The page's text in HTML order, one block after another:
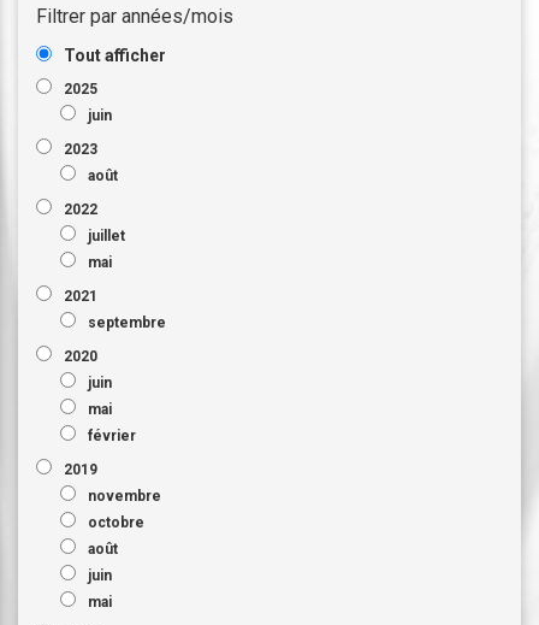
Filtrer par années/mois
Tout afficher
2025
juin
2023
août
2022
juillet
mai
2021
septembre
2020
juin
mai
février
2019
novembre
octobre
août
juin
mai